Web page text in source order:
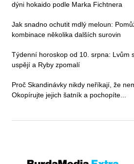
dýni hokaido podle Marka Fichtnera
Jak snadno ochutit mdlý meloun:
kombinace několika dalších surovin
Týdenní horoskop od 10. srpna: Lvům
uspějí a Ryby zpomalí
Proč Skandinávky nikdy neříkají, že
Okopírujte jejich šatník a pochopíte...